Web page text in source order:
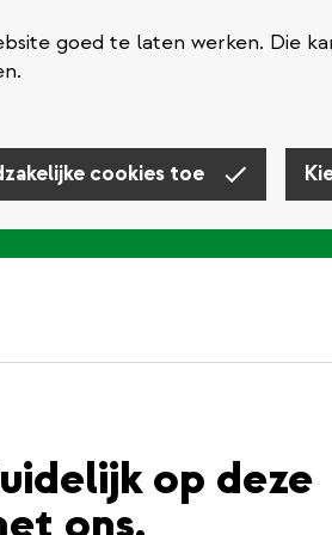
goed te laten werken. Die
cookies toe
op deze